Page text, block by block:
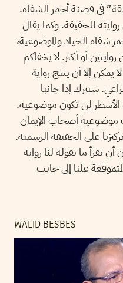
في قضيّة أحمر الشفاه.
للحقيقة. وكما يقال
شفاه الحياد والموضوعية،
أو أكثر. لا يخفاكم
إلا أن ينتج رواية
سنترك إذا جانبا
لن تكون موضوعية.
أصحاب الإيمان
على الحقيقة الرسمية.
نقرأ ما تقوله لنا رواية
علنا إلى جانب
WALID BESBES